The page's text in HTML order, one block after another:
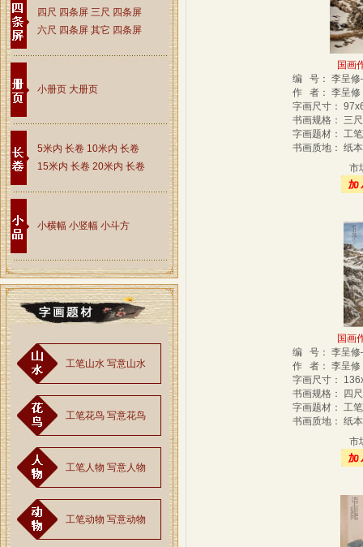
四尺 四条屏 三尺 四条屏
六尺 四条屏 其它 四条屏
小册页 大册页
5米内 长卷 10米内 长卷
15米内 长卷 20米内 长卷
小横幅 小竖幅 小斗方
工笔山水 写意山水
工笔花鸟 写意花鸟
工笔人物 写意人物
工笔动物 写意动物
国画
编 号： 李呈
作 者： 李呈
字画尺寸：
书画规格： 三
字画题材： 工
书画质地： 纸
市
国画
编 号： 李呈
作 者： 李呈
字画尺寸：
书画规格： 四
字画题材： 工
书画质地： 纸
市